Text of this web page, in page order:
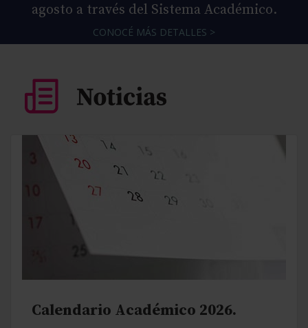
agosto a través del Sistema Académico.
CONOCÉ MÁS DETALLES >
Calendario Académico 2026.